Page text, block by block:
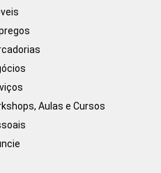
Aulas e Cursos